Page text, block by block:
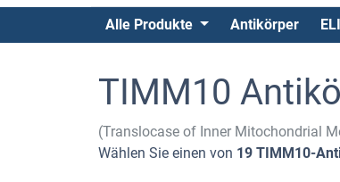
Alle Produkte Antikörper
TIMM10
(Translocase of Inner Mitochondrial
Wählen Sie einen von 19 TIMM10-